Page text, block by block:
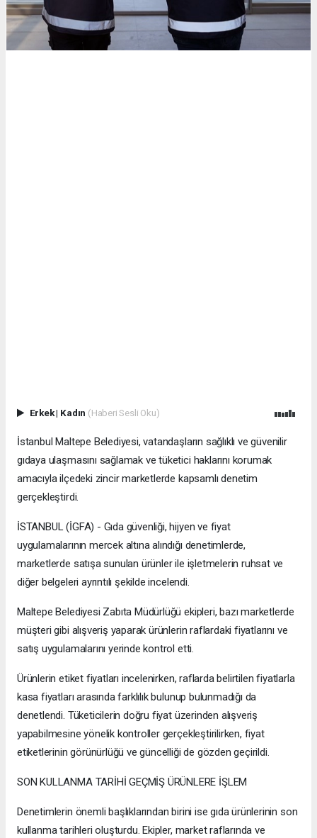
Erkek| Kadın (Haberi Sesli Oku)
İstanbul Maltepe Belediyesi, vatandaşların sağlıklı ve güvenilir
gıdaya ulaşmasını sağlamak ve tüketici haklarını korumak
amacıyla ilçedeki zincir marketlerde kapsamlı denetim
gerçekleştirdi.
İSTANBUL (İGFA) - Gıda güvenliği, hijyen ve fiyat
uygulamalarının mercek altına alındığı denetimlerde,
marketlerde satışa sunulan ürünler ile işletmelerin ruhsat ve
diğer belgeleri ayrıntılı şekilde incelendi.
Maltepe Belediyesi Zabıta Müdürlüğü ekipleri, bazı marketlerde
müşteri gibi alışveriş yaparak ürünlerin raflardaki fiyatlarını ve
satış uygulamalarını yerinde kontrol etti.
Ürünlerin etiket fiyatları incelenirken, raflarda belirtilen fiyatlarla
kasa fiyatları arasında farklılık bulunup bulunmadığı da
denetlendi. Tüketicilerin doğru fiyat üzerinden alışveriş
yapabilmesine yönelik kontroller gerçekleştirilirken, fiyat
etiketlerinin görünürlüğü ve güncelliği de gözden geçirildi.
SON KULLANMA TARİHİ GEÇMİŞ ÜRÜNLERE İŞLEM
Denetimlerin önemli başlıklarından birini ise gıda ürünlerinin son
kullanma tarihleri oluşturdu. Ekipler, market raflarında ve